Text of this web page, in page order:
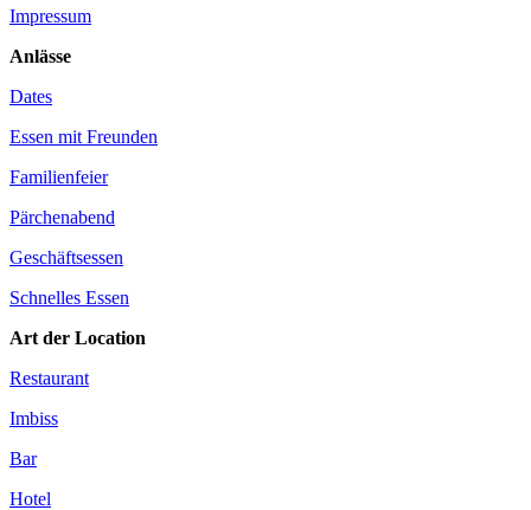
Impressum
Anlässe
Dates
Essen mit Freunden
Familienfeier
Pärchenabend
Geschäftsessen
Schnelles Essen
Art der Location
Restaurant
Imbiss
Bar
Hotel